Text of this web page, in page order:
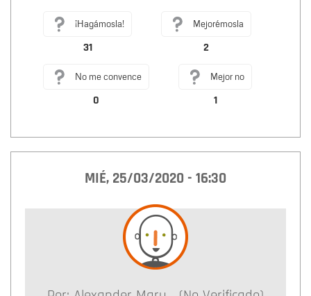
¡Hagámosla!
31
Mejorémosla
2
No me convence
0
Mejor no
1
MIÉ, 25/03/2020 - 16:30